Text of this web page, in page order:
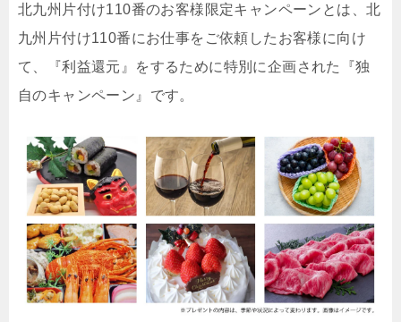
北九州片付け110番のお客様限定キャンペーンとは、北
九州片付け110番にお仕事をご依頼したお客様に向け
て、『利益還元』をするために特別に企画された『独
自のキャンペーン』です。